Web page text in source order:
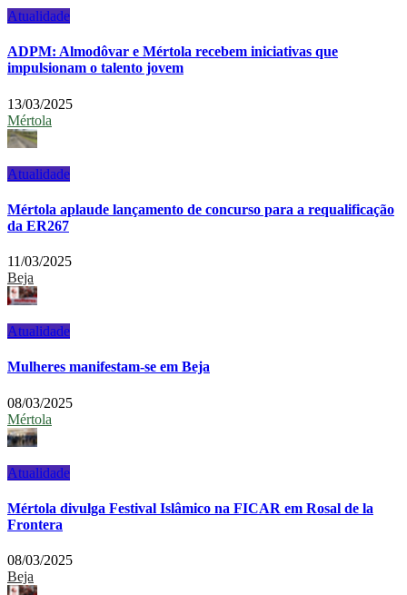
Atualidade
ADPM: Almodôvar e Mértola recebem iniciativas que
impulsionam o talento jovem
13/03/2025
Mértola
Atualidade
Mértola aplaude lançamento de concurso para a requalificação
da ER267
11/03/2025
Beja
Atualidade
Mulheres manifestam-se em Beja
08/03/2025
Mértola
Atualidade
Mértola divulga Festival Islâmico na FICAR em Rosal de la
Frontera
08/03/2025
Beja